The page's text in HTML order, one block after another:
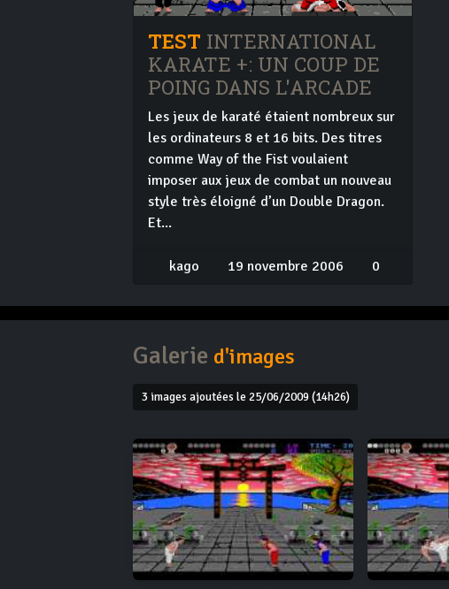
TEST INTERNATIONAL
KARATE +: UN COUP DE
POING DANS L'ARCADE
Les jeux de karaté étaient nombreux sur
les ordinateurs 8 et 16 bits. Des titres
comme Way of the Fist voulaient
imposer aux jeux de combat un nouveau
style très éloigné d’un Double Dragon.
Et...
kago 19 novembre 2006 0
Galerie d'images
3 images ajoutées le 25/06/2009 (14h26)